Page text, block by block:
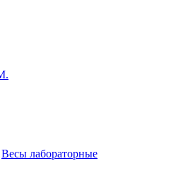
Весы лабораторные